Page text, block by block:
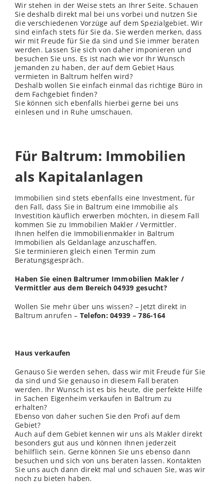
Wir stehen in der Weise stets an Ihrer Seite. Schauen
Sie deshalb direkt mal bei uns vorbei und nutzen Sie
die verschiedenen Vorzüge auf dem Spezialgebiet. Wir
sind einfach stets für Sie da. Sie werden merken, dass
wir mit Freude für Sie da sind und Sie immer beraten
werden. Lassen Sie sich von daher imponieren und
besuchen Sie uns. Es ist nach wie vor Ihr Wunsch
jemanden zu haben, der auf dem Gebiet Haus
vermieten in Baltrum helfen wird?
Deshalb wollen Sie einfach einmal das richtige Büro in
dem Fachgebiet finden?
Sie können sich ebenfalls hierbei gerne bei uns
einlesen und in Ruhe umschauen.
Für Baltrum: Immobilien
als Kapitalanlagen
Immobilien sind stets ebenfalls eine Investment, für
den Fall, dass Sie in Baltrum eine Immobilie als
Investition käuflich erwerben möchten, in diesem Fall
kommen Sie zu Immobilien Makler / Vermittler.
Ihnen helfen die Immobilienmakler in Baltrum
Immobilien als Geldanlage anzuschaffen.
Sie terminieren gleich einen Termin zum
Beratungsgespräch.
Haben Sie einen Baltrumer Immobilien Makler /
Vermittler aus dem Bereich 04939 gesucht?
Wollen Sie mehr über uns wissen? – Jetzt direkt in
Baltrum anrufen – Telefon: 04939 – 786-164
Haus verkaufen
Genauso Sie werden sehen, dass wir mit Freude für Sie
da sind und Sie genauso in diesem Fall beraten
werden. Ihr Wunsch ist es bis heute, die perfekte Hilfe
in Sachen Eigenheim verkaufen in Baltrum zu
erhalten?
Ebenso von daher suchen Sie den Profi auf dem
Gebiet?
Auch auf dem Gebiet kennen wir uns als Makler direkt
besonders gut aus und können Ihnen jederzeit
behilflich sein. Gerne können Sie uns ebenso dann
besuchen und sich von uns beraten lassen. Kontakten
Sie uns auch dann direkt mal und schauen Sie, was wir
noch zu bieten haben.